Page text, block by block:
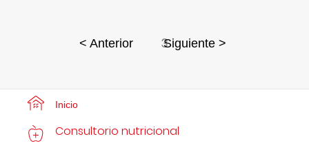
< Anterior 3Siguiente >
Inicio
Consultorio nutricional